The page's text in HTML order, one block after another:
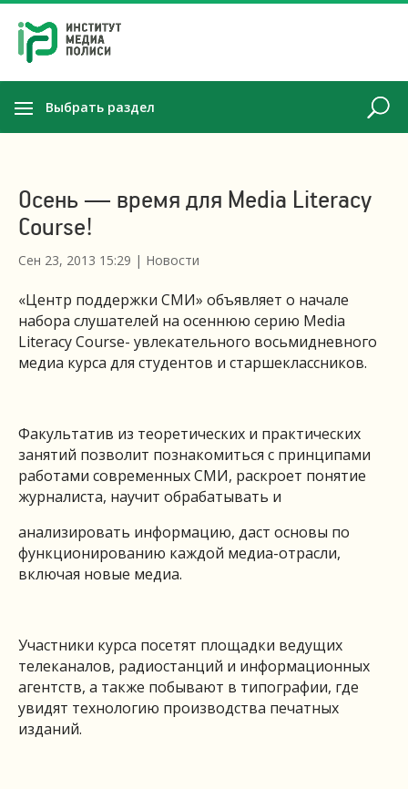
Выбрать раздел
Осень — время для Media Literacy
Course!
Сен 23, 2013 15:29 | Новости
«Центр поддержки СМИ» объявляет о начале
набора слушателей на осеннюю серию Media
Literacy Course- увлекательного восьмидневного
медиа курса для студентов и старшеклассников.
Факультатив из теоретических и практических
занятий позволит познакомиться с принципами
работами современных СМИ, раскроет понятие
журналиста, научит обрабатывать и
анализировать информацию, даст основы по
функционированию каждой медиа-отрасли,
включая новые медиа.
Участники курса посетят площадки ведущих
телеканалов, радиостанций и информационных
агентств, а также побывают в типографии, где
увидят технологию производства печатных
изданий.